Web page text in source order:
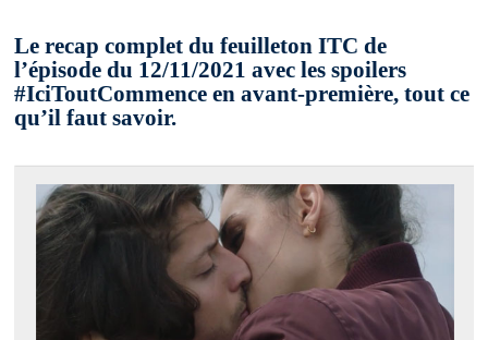
Le recap complet du feuilleton ITC de
l’épisode du 12/11/2021 avec les spoilers
#IciToutCommence en avant-première, tout ce
qu’il faut savoir.